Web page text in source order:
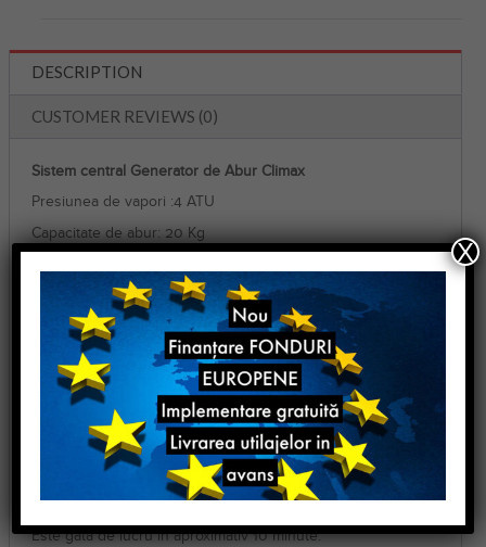
DESCRIPTION
CUSTOMER REVIEWS (0)
Sistem central Generator de Abur Climax
Presiunea de vapori :4 ATU
Capacitate de abur: 20 Kg
Putere de rezistență: 20 KW
Motor cu apă : 0.75 KW
Voltaj : 380 V
Sistem central Generator de AburClimax
Este 100% sigur. Este produs conform Normelor CE.
Are o construcție solidă și este ergonomică la utilizare.
Datorita sistemului de pompare, alimentarea cu apa este
automata.
Este gata de lucru în aproximativ 10 minute.
X